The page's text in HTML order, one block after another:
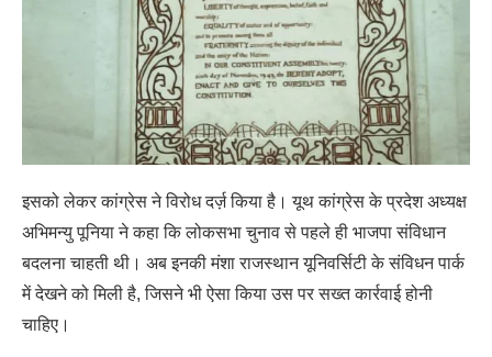
इसको लेकर कांग्रेस ने विरोध दर्ज़ किया है। यूथ कांग्रेस के प्रदेश अध्यक्ष
अभिमन्यु पूनिया ने कहा कि लोकसभा चुनाव से पहले ही भाजपा संविधान
बदलना चाहती थी। अब इनकी मंशा राजस्थान यूनिवर्सिटी के संविधन पार्क
में देखने को मिली है, जिसने भी ऐसा किया उस पर सख्त कार्रवाई होनी
चाहिए।